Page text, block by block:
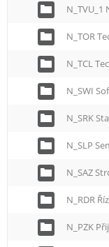
N_TOR
N_TCL
N_SWI
N_SRK
N_SLP
N_SAZ
N_RDR
N_PZK